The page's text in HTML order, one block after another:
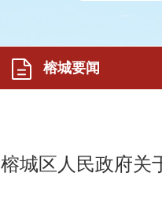
榕城要闻
榕城区人民政府关